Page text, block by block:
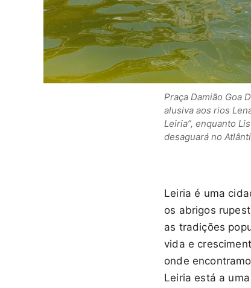
Praça Damião Goa
alusiva aos rios
Leiria”, enquanto
desaguará no
Leiria é uma
os abrigos
as tradições
vida e
onde
Leiria está a